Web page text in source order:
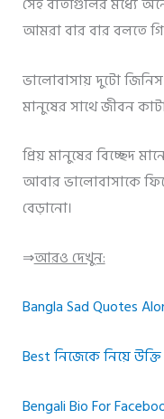
আমরা বার বার বলতে
ভালোবাসায় দুটো
মানুষের সাথে জীবন
প্রিয় মানুষের বিচ্ছেদ
আবার ভালোবাসাকে
বেড়ানো।
⇒আরও দেখুন:
Bangla Sad Quotes
Best নিজেকে নিয়ে
Bengali Bio For